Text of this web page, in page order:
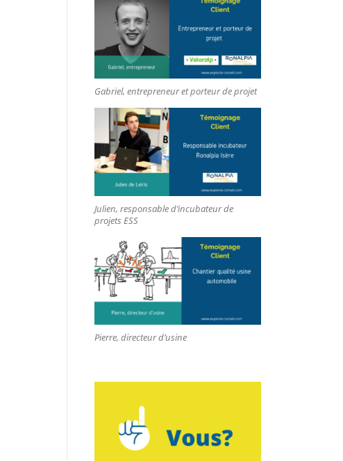
Gabriel, entrepreneur et porteur de projet
Julien, responsable d’incubateur de
projets ESS
Pierre, directeur d’usine